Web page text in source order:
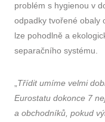
problém s hygienou v
odpadky tvořené obaly
lze pohodlně a
separačního systému.
Třídit umíme velmi
Eurostatu dokonce 7
a obchodníků, pokud